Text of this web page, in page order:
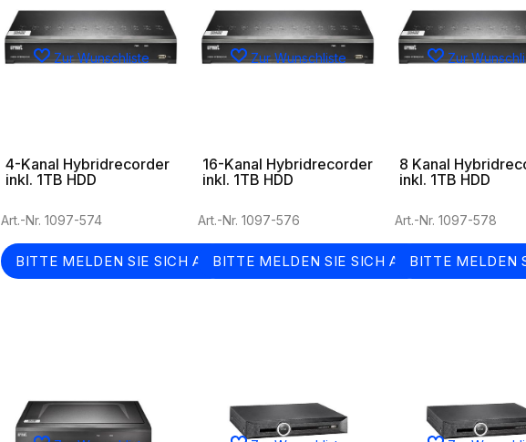
Zur Wunschliste
4-Kanal Hybridrecorder
inkl. 1TB HDD
Art.-Nr. 1097-574
BITTE MELDEN SIE SICH AN
Zur Wunschliste
16-Kanal Hybridrecorder
inkl. 1TB HDD
Art.-Nr. 1097-576
BITTE MELDEN SIE SICH AN
Zur
8 Kanal
inkl. 1TB HDD
Art.-Nr. 1097-578
BITTE MELDEN